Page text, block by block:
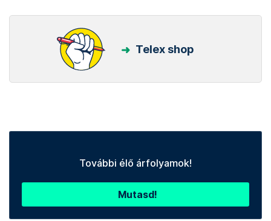
Telex shop
További élő árfolyamok!
Mutasd!